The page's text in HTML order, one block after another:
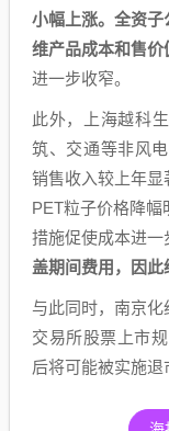
小幅上涨。全资
维产品成本和售价
进一步收窄。
此外，上海越科
筑、交通等非风
销售收入较上年
PET粒子价格降
措施促使成本进一
盖期间费用，因此
与此同时，南京
交易所股票上市
后将可能被实施退